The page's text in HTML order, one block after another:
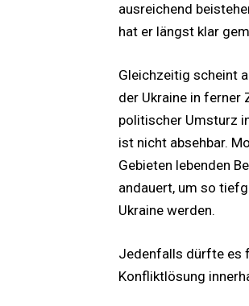
ausreichend
hat er längst klar
Gleichzeitig scheint
der Ukraine in ferner
politischer Umsturz
ist nicht absehbar.
Gebieten lebenden
andauert, um so
Ukraine werden.
Jedenfalls dürfte es
Konfliktlösung